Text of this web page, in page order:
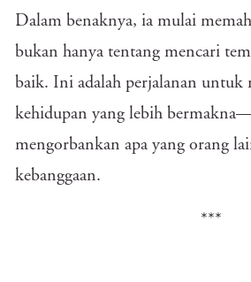
Dalam benaknya, ia mulai
bukan hanya tentang mencari
baik. Ini adalah perjalanan untuk
kehidupan yang lebih
mengorbankan apa yang orang
kebanggaan.
***